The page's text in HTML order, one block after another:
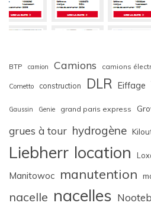
BTP camion Camions camions
Cometto construction DLR Eiffage
Gaussin Genie grand paris express
grues à tour hydrogène
Liebherr location
Manitowoc manutention
nacelle nacelles